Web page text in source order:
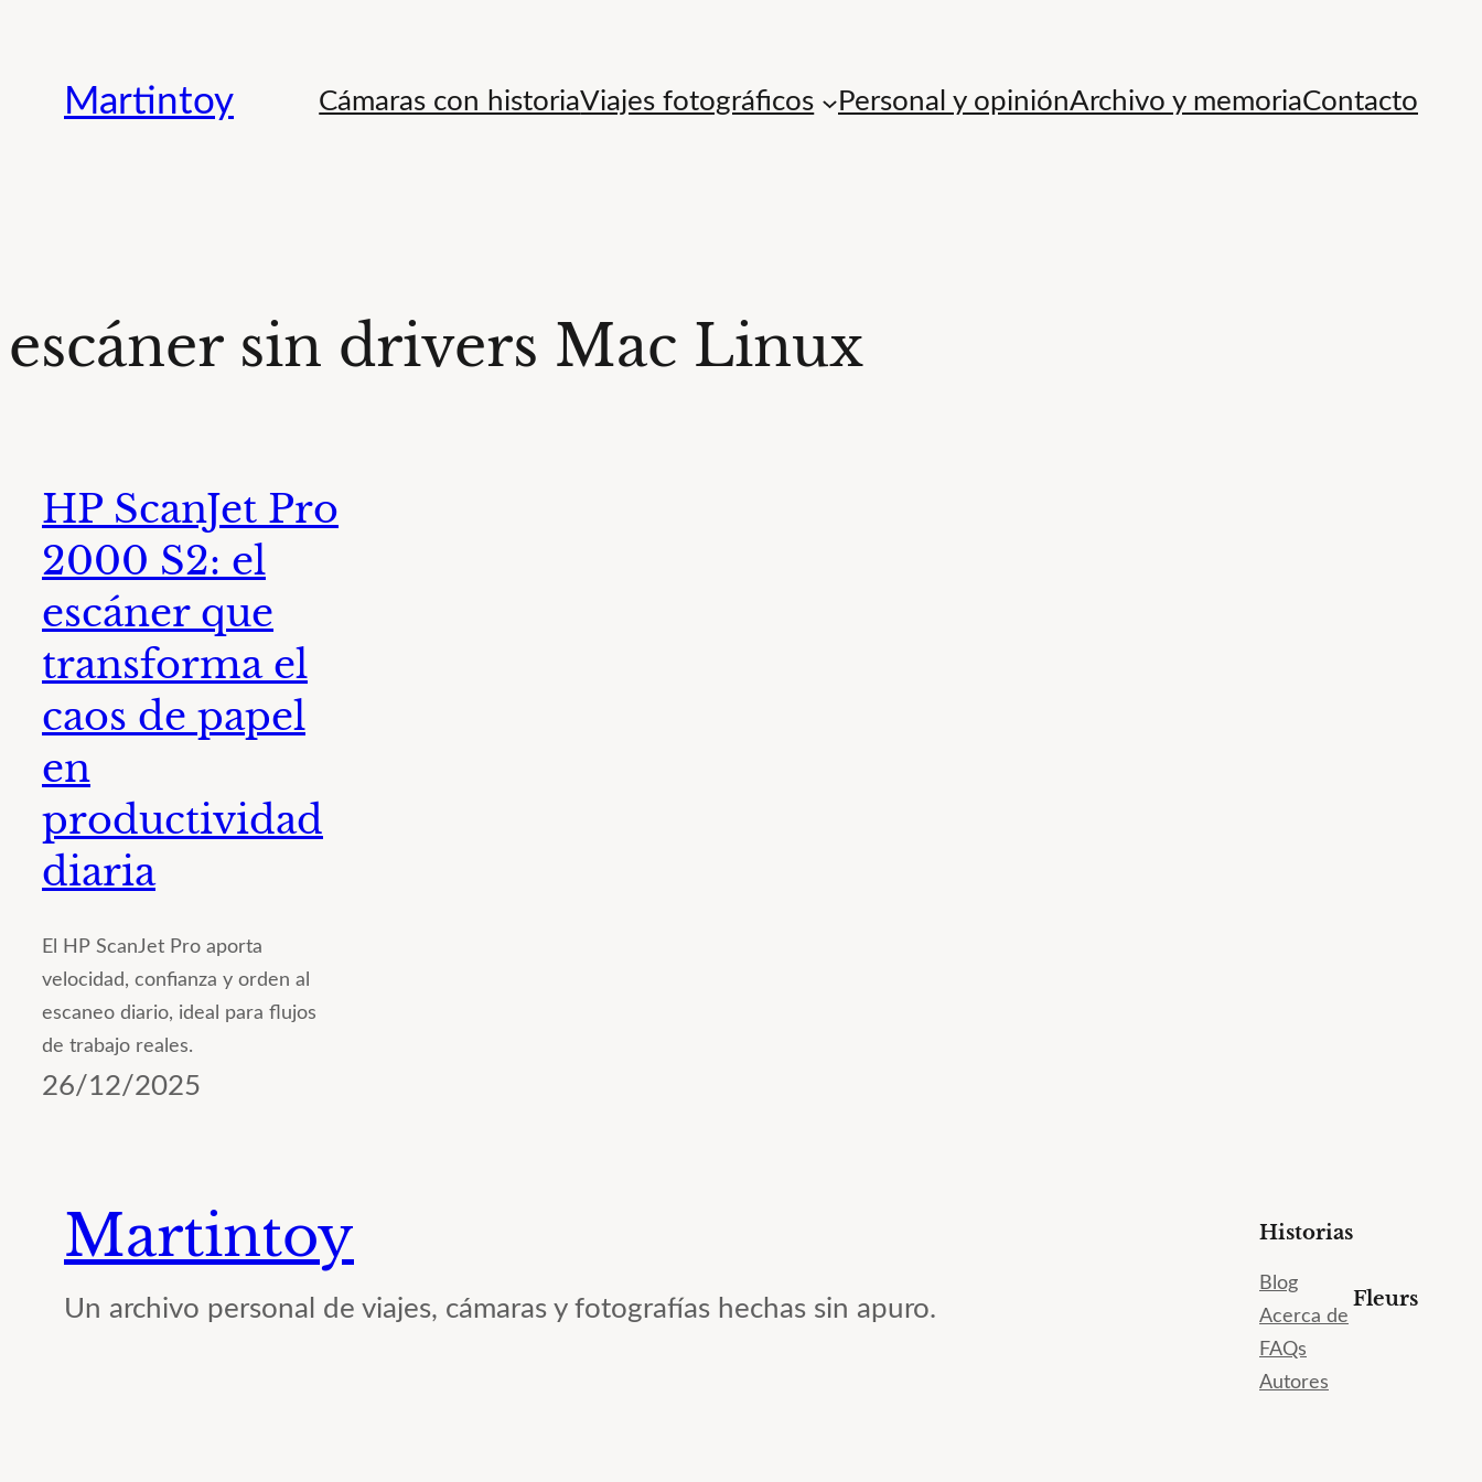
contenido
Martintoy Cámaras con historiaViajes fotográficos Personal y opiniónArchivo y memoriaContacto
escáner sin drivers Mac Linux
HP ScanJet Pro
2000 S2: el
escáner que
transforma el
caos de papel
en
productividad
diaria
El HP ScanJet Pro aporta
velocidad, confianza y orden al
escaneo diario, ideal para flujos
de trabajo reales.
26/12/2025
Martintoy
Un archivo personal de viajes, cámaras y fotografías hechas sin apuro.
Historias
Blog
Acerca de
FAQs
Autores
Fleurs